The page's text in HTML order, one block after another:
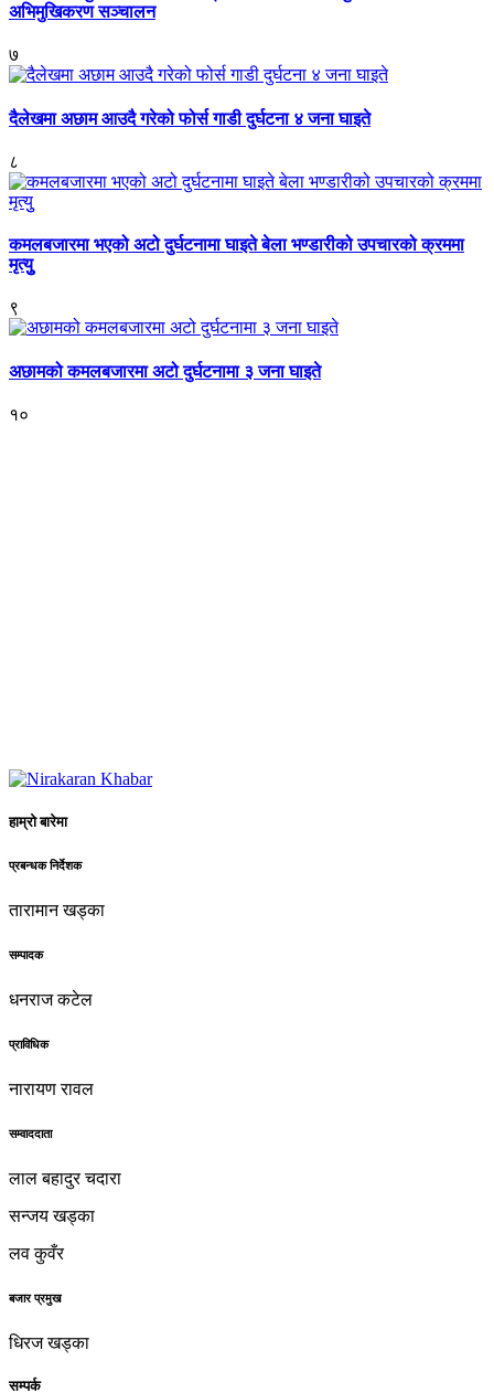
अभिमुखिकरण सञ्चालन
७
दैलेखमा अछाम आउदै गरेको फोर्स गाडी दुर्घटना ४ जना घाइते
८
कमलबजारमा भएको अटो दुर्घटनामा घाइते बेला भण्डारीको उपचारको क्रममा
मृत्युु
९
अछामको कमलबजारमा अटो दुर्घटनामा ३ जना घाइते
१०
हाम्रो बारेमा
प्रबन्धक निर्देशक
तारामान खड्का
सम्पादक
धनराज कटेल
प्राविधिक
नारायण रावल
सम्वाददाता
लाल बहादुर चदारा
सन्जय खड्का
लव कुवँर
बजार प्रमुख
धिरज खड्का
सम्पर्क